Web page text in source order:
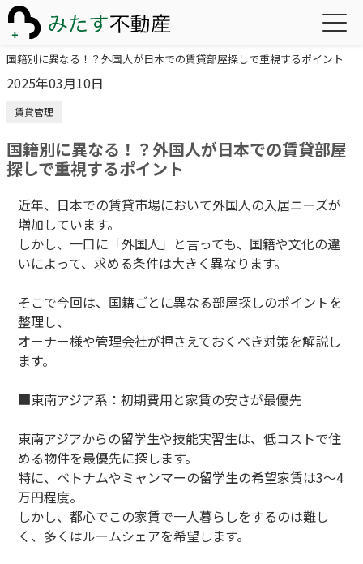
国籍別に異なる！？外国人が日本での賃貸部屋探しで重視するポイント
2025年03月10日
賃貸管理
国籍別に異なる！？外国人が日本での賃貸部屋
探しで重視するポイント
近年、日本での賃貸市場において外国人の入居ニーズが
増加しています。
しかし、一口に「外国人」と言っても、国籍や文化の違
いによって、求める条件は大きく異なります。
そこで今回は、国籍ごとに異なる部屋探しのポイントを
整理し、
オーナー様や管理会社が押さえておくべき対策を解説し
ます。
■東南アジア系：初期費用と家賃の安さが最優先
東南アジアからの留学生や技能実習生は、低コストで住
める物件を最優先に探します。
特に、ベトナムやミャンマーの留学生の希望家賃は3～4
万円程度。
しかし、都心でこの家賃で一人暮らしをするのは難し
く、多くはルームシェアを希望します。